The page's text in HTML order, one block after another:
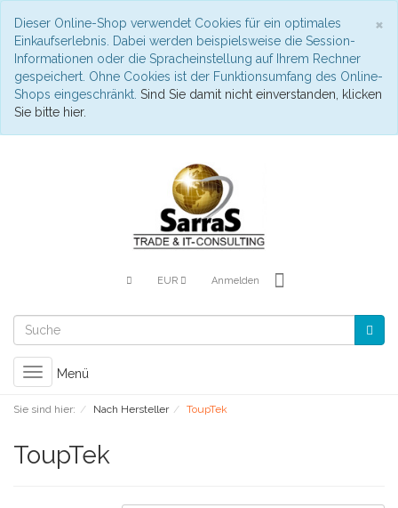
×
Dieser Online-Shop verwendet Cookies für ein optimales
Einkaufserlebnis. Dabei werden beispielsweise die Session-
Informationen oder die Spracheinstellung auf Ihrem Rechner
gespeichert. Ohne Cookies ist der Funktionsumfang des Online-
Shops eingeschränkt. Sind Sie damit nicht einverstanden, klicken
Sie bitte hier.
EUR Anmelden
Toggle
navigation
Menü
Sie sind hier: Nach Hersteller ToupTek
ToupTek